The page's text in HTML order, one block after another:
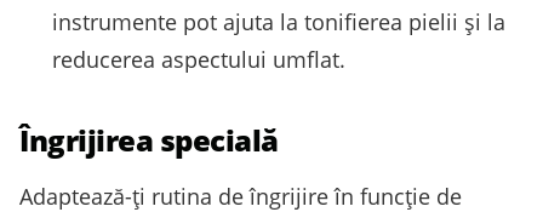
instrumente pot ajuta la tonifierea pielii și la
reducerea aspectului umflat.
Îngrijirea specială
Adaptează-ți rutina de îngrijire în funcție de